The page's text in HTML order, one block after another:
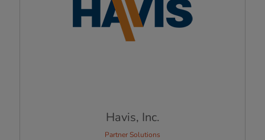
Havis, Inc.
Partner Solutions